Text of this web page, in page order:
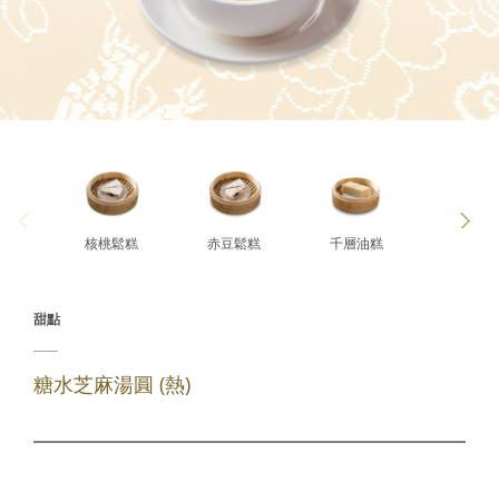
核桃鬆糕 赤豆鬆糕 千層油糕
甜點
糖水芝麻湯圓 (熱)